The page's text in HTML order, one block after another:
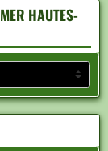
HAUTES-